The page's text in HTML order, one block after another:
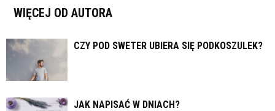
WIĘCEJ OD AUTORA
CZY POD SWETER UBIERA SIĘ PODKOSZULEK?
JAK NAPISAĆ W DNIACH?